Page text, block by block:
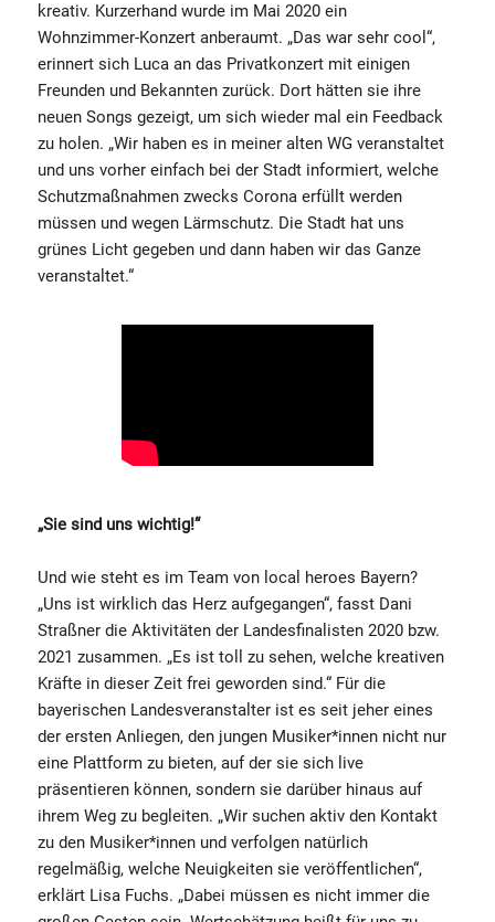
kreativ. Kurzerhand wurde im Mai 2020 ein
Wohnzimmer-Konzert anberaumt. „Das war sehr cool“,
erinnert sich Luca an das Privatkonzert mit einigen
Freunden und Bekannten zurück. Dort hätten sie ihre
neuen Songs gezeigt, um sich wieder mal ein Feedback
zu holen. „Wir haben es in meiner alten WG veranstaltet
und uns vorher einfach bei der Stadt informiert, welche
Schutzmaßnahmen zwecks Corona erfüllt werden
müssen und wegen Lärmschutz. Die Stadt hat uns
grünes Licht gegeben und dann haben wir das Ganze
veranstaltet.“
„Sie sind uns wichtig!“
Und wie steht es im Team von local heroes Bayern?
„Uns ist wirklich das Herz aufgegangen“, fasst Dani
Straßner die Aktivitäten der Landesfinalisten 2020 bzw.
2021 zusammen. „Es ist toll zu sehen, welche kreativen
Kräfte in dieser Zeit frei geworden sind.“ Für die
bayerischen Landesveranstalter ist es seit jeher eines
der ersten Anliegen, den jungen Musiker*innen nicht nur
eine Plattform zu bieten, auf der sie sich live
präsentieren können, sondern sie darüber hinaus auf
ihrem Weg zu begleiten. „Wir suchen aktiv den Kontakt
zu den Musiker*innen und verfolgen natürlich
regelmäßig, welche Neuigkeiten sie veröffentlichen“,
erklärt Lisa Fuchs. „Dabei müssen es nicht immer die